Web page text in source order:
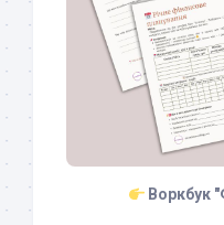
Воркбук